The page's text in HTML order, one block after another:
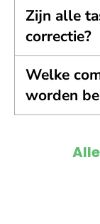
Zijn alle
correctie?
Welke
worden